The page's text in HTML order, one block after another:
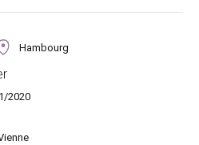
Hambourg
2020